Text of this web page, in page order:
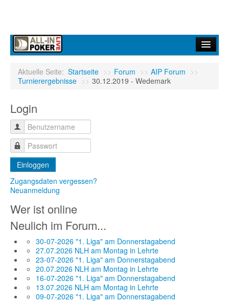
Forum
Infos
Turniere
Ergebnisdienst
Community
Aktuelle Seite: Startseite >> Forum >> AIP Forum >>
Turnierergebnisse >> 30.12.2019 - Wedemark
Login
Einloggen
Zugangsdaten vergessen?
Neuanmeldung
Wer ist online
Neulich im Forum...
30-07-2026 "1. Liga" am Donnerstagabend
27.07.2026 NLH am Montag in Lehrte
23-07-2026 "1. Liga" am Donnerstagabend
20.07.2026 NLH am Montag in Lehrte
16-07-2026 "1. Liga" am Donnerstagabend
13.07.2026 NLH am Montag in Lehrte
09-07-2026 "1. Liga" am Donnerstagabend